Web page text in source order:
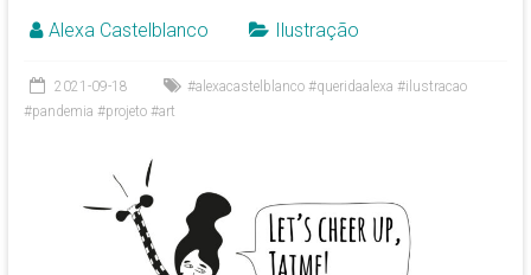
Alexa Castelblanco Ilustração
2021-09-18
#alexacastelblanco #queridaalexa #ilustracao
#pandemia #projeto #art